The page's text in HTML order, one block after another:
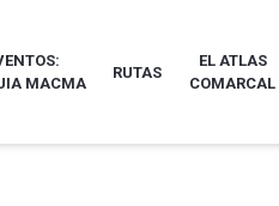
MACMA
RUTAS
EL ATLAS
COMARCAL